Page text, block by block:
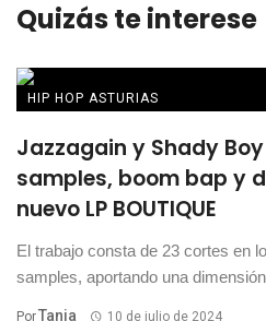
Quizás te interese
HIP HOP ASTURIAS
Jazzagain y Shady
samples, boom bap y
nuevo LP BOUTIQUE
El trabajo consta de 23 cortes en
samples, aportando una
PorTania 10 de julio de 2024